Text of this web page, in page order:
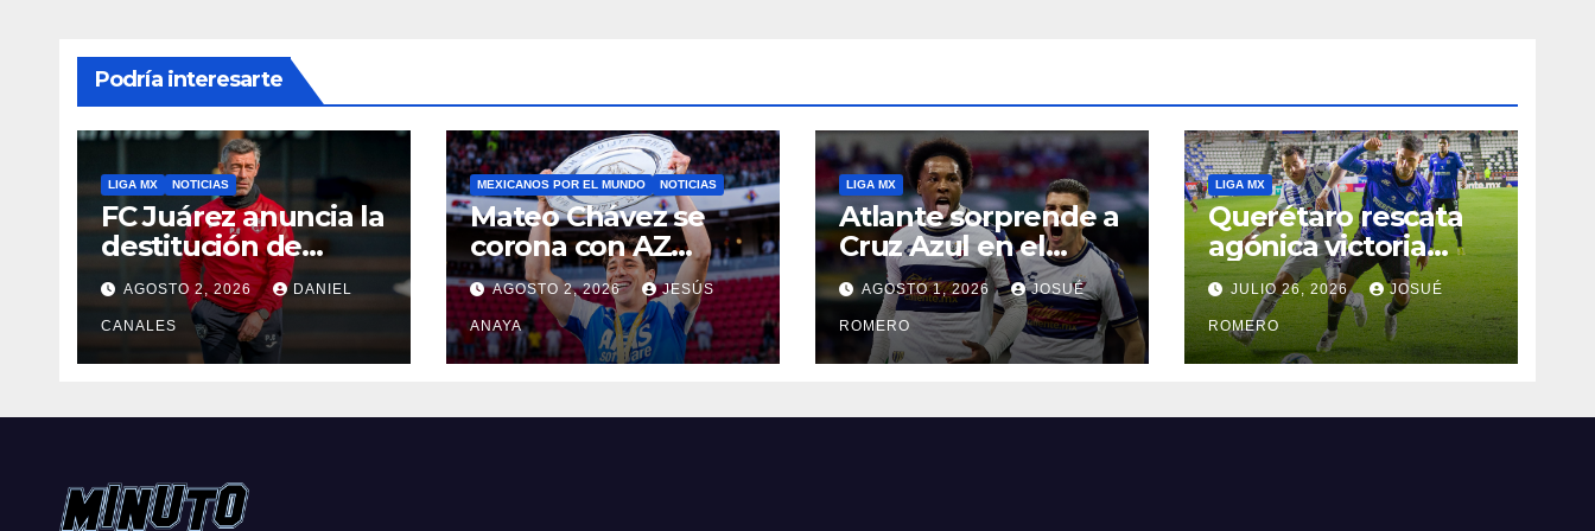
Podría interesarte
LIGA MX NOTICIAS
FC Juárez anuncia la
destitución de
Pedro Caixinha
AGOSTO 2, 2026 DANIEL
CANALES
MEXICANOS POR EL MUNDO NOTICIAS
Mateo Chávez se
corona con AZ
Alkmaar en la
Supercopa de
Países Bajos
AGOSTO 2, 2026 JESÚS
ANAYA
LIGA MX
Atlante sorprende a
Cruz Azul en el
Banorte
AGOSTO 1, 2026 JOSUÉ
ROMERO
LIGA MX
Querétaro rescata
agónica victoria
ante Pachuca
JULIO 26, 2026 JOSUÉ
ROMERO